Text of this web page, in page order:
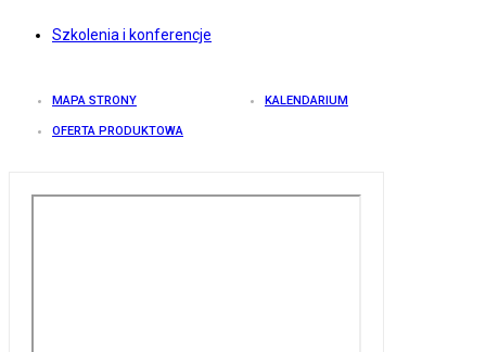
Szkolenia i konferencje
MAPA STRONY KALENDARIUM
OFERTA PRODUKTOWA